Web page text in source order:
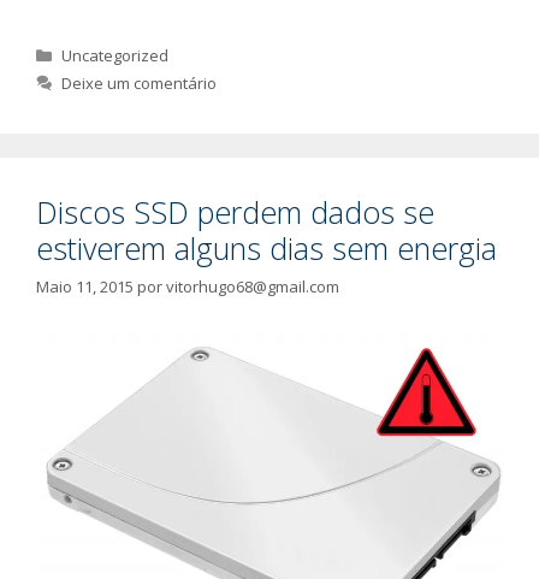
Categorias
Uncategorized
Deixe um comentário
Discos SSD perdem dados se
estiverem alguns dias sem energia
Maio 11, 2015 porvitorhugo68@gmail.com